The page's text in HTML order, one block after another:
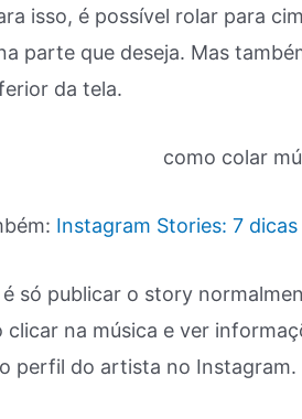
isso, é possível rolar para
parte que deseja. Mas
da tela.
Instagram Stories: 7
só publicar o story
clicar na música e ver
perfil do artista no Instagram.